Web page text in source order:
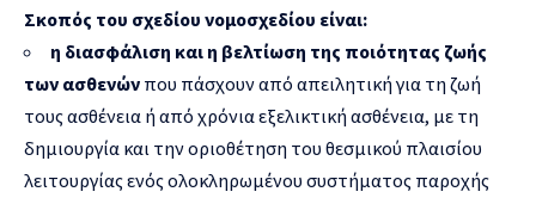
Σκοπός του σχεδίου νομοσχεδίου είναι:
η διασφάλιση και η βελτίωση της ποιότητας ζωής
των ασθενών που πάσχουν από απειλητική για τη ζωή
τους ασθένεια ή από χρόνια εξελικτική ασθένεια, με τη
δημιουργία και την οριοθέτηση του θεσμικού πλαισίου
λειτουργίας ενός ολοκληρωμένου συστήματος παροχής